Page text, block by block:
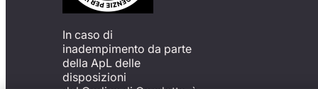
In caso di
inadempimento da parte
della ApL delle
disposizioni